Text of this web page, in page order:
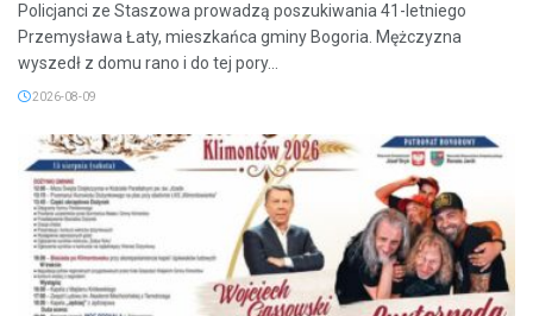
Policjanci ze Staszowa prowadzą poszukiwania 41-letniego
Przemysława Łaty, mieszkańca gminy Bogoria. Mężczyzna
wyszedł z domu rano i do tej pory...
2026-08-09